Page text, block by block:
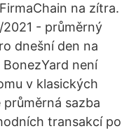
na zítra.
2021 - průměrný
dnešní den na
není
v klasických
průměrná sazba
transakcí po